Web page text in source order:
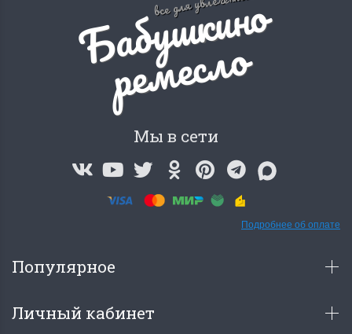
Б
а
б
у
ш
к
и
н
о
р
е
м
е
с
л
о
Мы в сети
Подробнее об оплате
Популярное
Личный кабинет